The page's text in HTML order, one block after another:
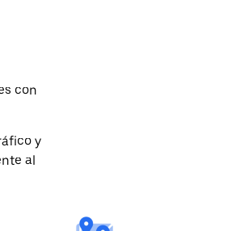
con
y
al